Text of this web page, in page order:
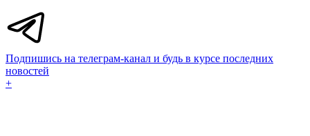
Подпишись на телеграм-канал и будь в курсе последних
новостей
+